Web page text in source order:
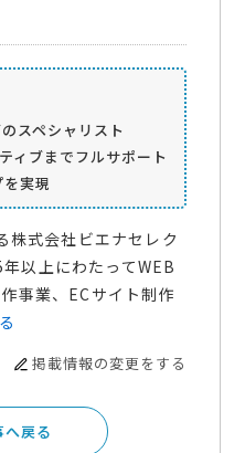
スペシャリスト
ィブまでフルサポート
実現
株式会社ビエナセレク
以上にわたってWEB
事業、ECサイト制作
掲載情報の変更をする
へ戻る